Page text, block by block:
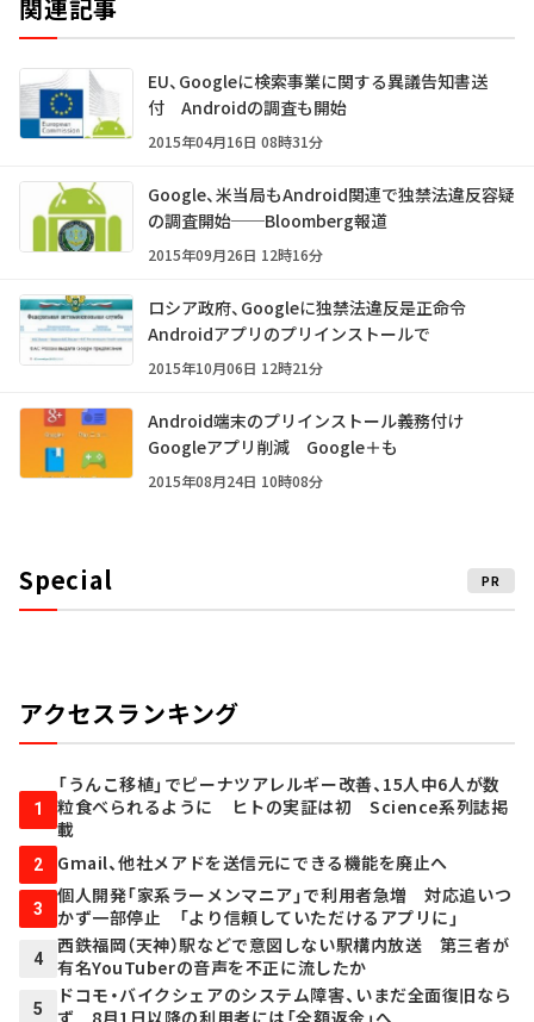
関連記事
EU、Googleに検索事業に関する異議告知書送
付 Androidの調査も開始
2015年04月16日 08時31分
Google、米当局もAndroid関連で独禁法違反容疑
の調査開始──Bloomberg報道
2015年09月26日 12時16分
ロシア政府、Googleに独禁法違反是正命令
Androidアプリのプリインストールで
2015年10月06日 12時21分
Android端末のプリインストール義務付け
Googleアプリ削減 Google＋も
2015年08月24日 10時08分
Special PR
アクセスランキング
1
「うんこ移植」でピーナツアレルギー改善、15人中6人が数
粒食べられるように ヒトの実証は初 Science系列誌掲
載
2 Gmail、他社メアドを送信元にできる機能を廃止へ
3
個人開発「家系ラーメンマニア」で利用者急増 対応追いつ
かず一部停止 「より信頼していただけるアプリに」
4
西鉄福岡（天神）駅などで意図しない駅構内放送 第三者が
有名YouTuberの音声を不正に流したか
5
ドコモ・バイクシェアのシステム障害、いまだ全面復旧なら